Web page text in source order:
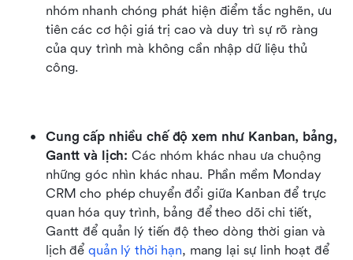
nhóm nhanh chóng phát hiện điểm tắc nghẽn, ưu
tiên các cơ hội giá trị cao và duy trì sự rõ ràng
của quy trình mà không cần nhập dữ liệu thủ
công.
Cung cấp nhiều chế độ xem như Kanban, bảng,
Gantt và lịch: Các nhóm khác nhau ưa chuộng
những góc nhìn khác nhau. Phần mềm Monday
CRM cho phép chuyển đổi giữa Kanban để trực
quan hóa quy trình, bảng để theo dõi chi tiết,
Gantt để quản lý tiến độ theo dòng thời gian và
lịch để quản lý thời hạn, mang lại sự linh hoạt để